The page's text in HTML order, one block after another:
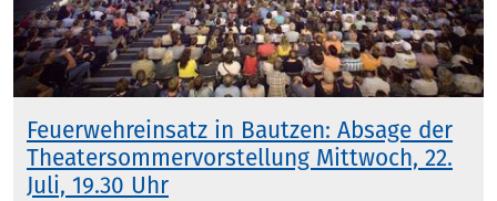
Feuerwehreinsatz in Bautzen: Absage der
Theatersommervorstellung Mittwoch, 22.
Juli, 19.30 Uhr